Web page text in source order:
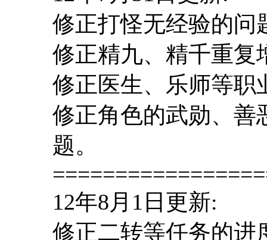
修正打怪无经验的问
修正精九、精千重复
修正医生、乐师等职
修正角色的武勋、善
题。
12年8月1日更新:
修正二转等任务的进